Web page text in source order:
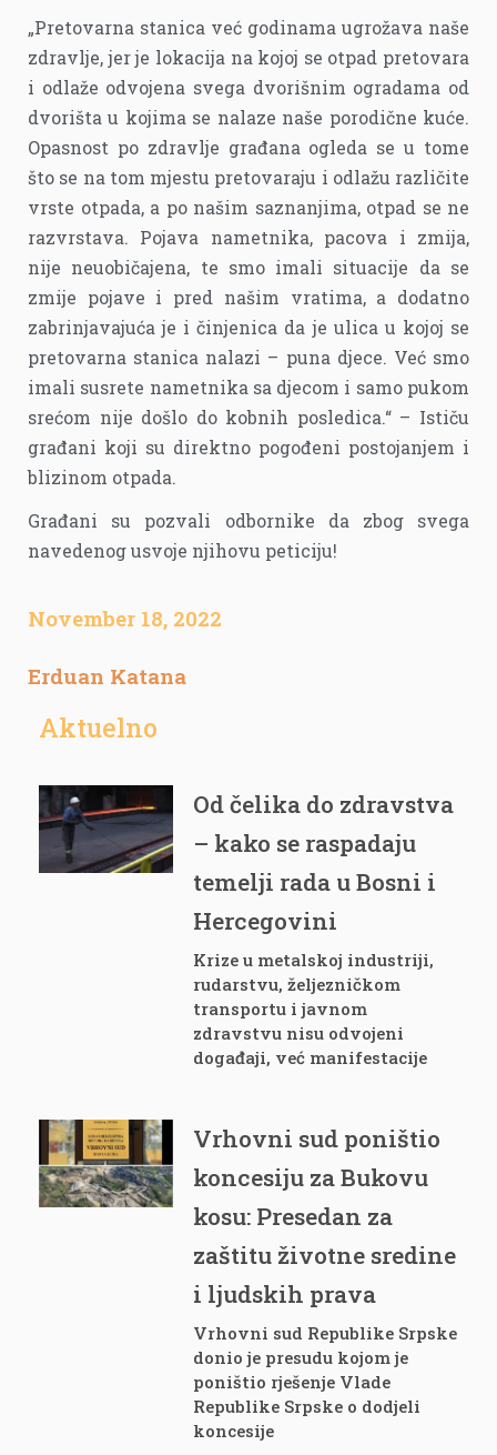
„Pretovarna stanica već godinama ugrožava naše
zdravlje, jer je lokacija na kojoj se otpad pretovara
i odlaže odvojena svega dvorišnim ogradama od
dvorišta u kojima se nalaze naše porodične kuće.
Opasnost po zdravlje građana ogleda se u tome
što se na tom mjestu pretovaraju i odlažu različite
vrste otpada, a po našim saznanjima, otpad se ne
razvrstava. Pojava nametnika, pacova i zmija,
nije neuobičajena, te smo imali situacije da se
zmije pojave i pred našim vratima, a dodatno
zabrinjavajuća je i činjenica da je ulica u kojoj se
pretovarna stanica nalazi – puna djece. Već smo
imali susrete nametnika sa djecom i samo pukom
srećom nije došlo do kobnih posledica.“ – Ističu
građani koji su direktno pogođeni postojanjem i
blizinom otpada.
Građani su pozvali odbornike da zbog svega
navedenog usvoje njihovu peticiju!
November 18, 2022
Erduan Katana
Aktuelno
Od čelika do zdravstva
– kako se raspadaju
temelji rada u Bosni i
Hercegovini
Krize u metalskoj industriji,
rudarstvu, željezničkom
transportu i javnom
zdravstvu nisu odvojeni
događaji, već manifestacije
Vrhovni sud poništio
koncesiju za Bukovu
kosu: Presedan za
zaštitu životne sredine
i ljudskih prava
Vrhovni sud Republike Srpske
donio je presudu kojom je
poništio rješenje Vlade
Republike Srpske o dodjeli
koncesije